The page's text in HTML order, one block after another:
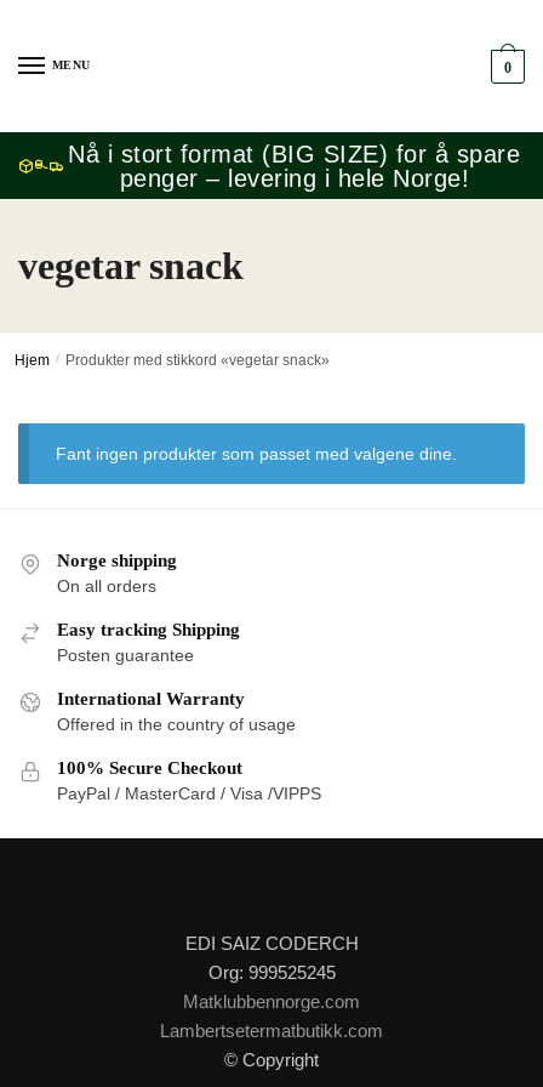
navigation
contentMENU 0
Nå i stort format (BIG SIZE) for å spare
penger – levering i hele Norge!
vegetar snack
Hjem / Produkter med stikkord «vegetar snack»
Fant ingen produkter som passet med valgene dine.
Norge shipping
On all orders
Easy tracking Shipping
Posten guarantee
International Warranty
Offered in the country of usage
100% Secure Checkout
PayPal / MasterCard / Visa /VIPPS
EDI SAIZ CODERCH
Org: 999525245
Matklubbennorge.com
Lambertsetermatbutikk.com
© Copyright